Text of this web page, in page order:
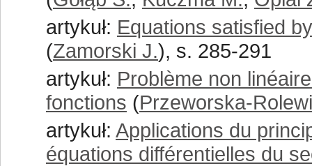
artykuł: Equations satisfied
(Zamorski J.), s. 285-291
artykuł: Problème non
fonctions (Przeworska-
artykuł: Applications du
équations différentielles du